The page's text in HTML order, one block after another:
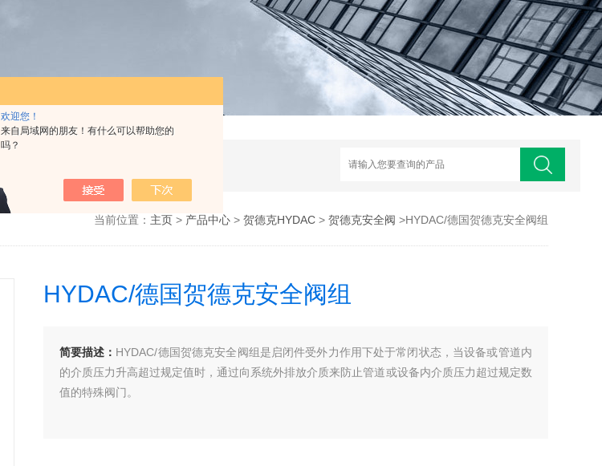
欢迎您！
来自局域网的朋友！有什么可以帮助您的
吗？
当前位置： 主页> 产品中心> 贺德克HYDAC> 贺德克安全阀 >HYDAC/德国贺德克安全阀组
HYDAC/德国贺德克安全阀组
简要描述： HYDAC/德国贺德克安全阀组是启闭件受外力作用下处于常闭状态，当设备或管道内
的介质压力升高超过规定值时，通过向系统外排放介质来防止管道或设备内介质压力超过规定数
值的特殊阀门。